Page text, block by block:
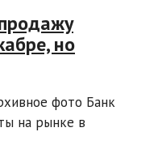
но
фото Банк
на рынке в